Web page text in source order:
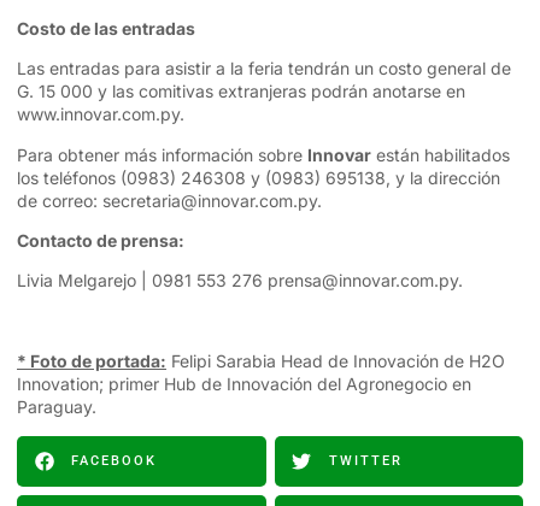
Costo de las entradas
Las entradas para asistir a la feria tendrán un costo general de
G. 15 000 y las comitivas extranjeras podrán anotarse en
www.innovar.com.py.
Para obtener más información sobre Innovar están habilitados
los teléfonos (0983) 246308 y (0983) 695138, y la dirección
de correo: secretaria@innovar.com.py.
Contacto de prensa:
Livia Melgarejo | 0981 553 276 prensa@innovar.com.py.
* Foto de portada: Felipi Sarabia Head de Innovación de H2O
Innovation; primer Hub de Innovación del Agronegocio en
Paraguay.
FACEBOOK TWITTER